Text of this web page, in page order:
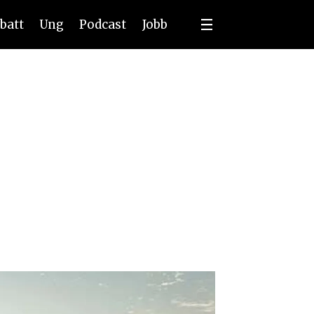
Ung Podcast Jobb